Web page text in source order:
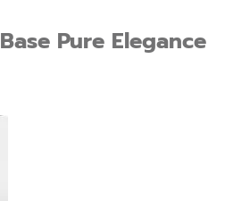
Base Pure Elegance